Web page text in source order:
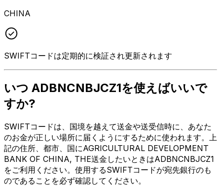
CHINA
SWIFTコードは定期的に検証され更新されます
いつ ADBNCNBJCZ1を使えばいいで
すか?
SWIFTコードは、国境を越えて送金や送受信時に、あなた
のお金が正しい場所に届くようにするために使われます。上
記の住所、都市、国にAGRICULTURAL DEVELOPMENT
BANK OF CHINA, THE送金したいときはADBNCNBJCZ1
をご利用ください。使用するSWIFTコードが宛先銀行のも
のであることを必ず確認してください。